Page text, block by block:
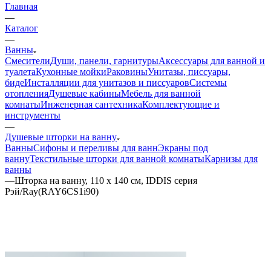
Главная
—
Каталог
—
Ванны
СмесителиДуши, панели, гарнитурыАксессуары для ванной и
туалетаКухонные мойкиРаковиныУнитазы, писсуары,
бидеИнсталляции для унитазов и писсуаровСистемы
отопленияДушевые кабиныМебель для ванной
комнатыИнженерная сантехникаКомплектующие и
инструменты
—
Душевые шторки на ванну
ВанныСифоны и переливы для ваннЭкраны под
ваннуТекстильные шторки для ванной комнатыКарнизы для
ванны
—Шторка на ванну, 110 x 140 см, IDDIS серия
Рэй/Ray(RAY6CS1i90)